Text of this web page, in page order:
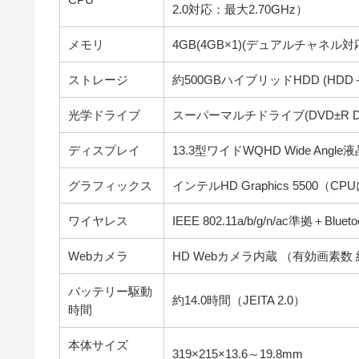
2.0対応：最大2.70GHz）
メモリ 4GB(4GB×1)(デュアルチャネル対
ストレージ 約500GBハイブリッドHDD
光学ドライブ スーパーマルチドライブ(DVD±R
ディスプレイ 13.3型ワイドWQHD Wide Angle
グラフィックス インテルHD Graphics 5500（
ワイヤレス IEEE 802.11a/b/g/n/ac準拠＋
Webカメラ HD Webカメラ内蔵 （有効画素
バッテリー駆動
時間
約14.0時間（JEITA 2.0）
本体サイズ
319×215×13.6～19.8mm